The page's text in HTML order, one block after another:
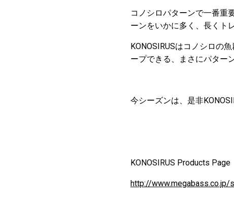
コノシロパターンで一番重
ーンをいかに多く、長くト
KONOSIRUSはコノシロの
ープできる、まさにパター
今シーズンは、是非
KONOSIRUS Products Page
http://